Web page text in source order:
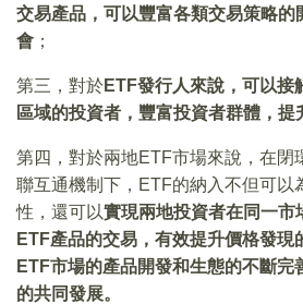
交易產品，可以豐富各類交易策略的
會 ；
第三，對於ETF發行人來說，可以接
區域的投資者，豐富投資者群體，提
第四，對於兩地ETF市場來說，在閉
聯互通機制下，ETF的納入不但可以
性，還可以實現兩地投資者在同一市
ETF產品的交易，有效提升價格發現
ETF市場的產品開發和生態的不斷完
的共同發展。